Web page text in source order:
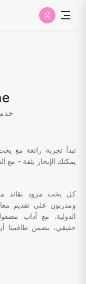
تبدأ تجربة رائعة مع
يمكنك الإبحار بثقة - مع
كل يخت مزود بقائد
الدولية. مع آداب
حقيقي، يضمن طاقمنا